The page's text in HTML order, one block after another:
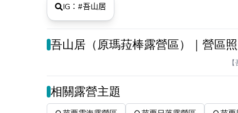
IG：#吾山居
吾山居（原瑪菈棒露營區）｜營區
相關露營主題